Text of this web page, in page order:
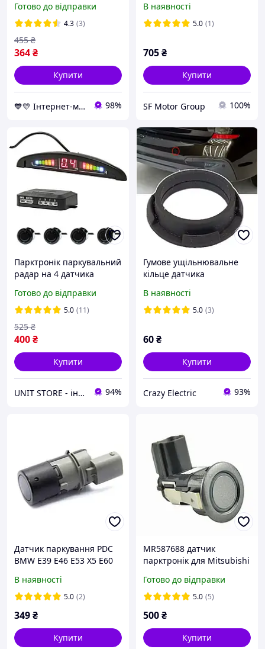
на 4 датчики,
паркувальний радар
Готово до відправки
4.3 (3)
364₴
455 ₴
Купити
💙💛 Інтернет-магазин Non-Stop 🎁% 🚚 ⤵ 98%
A0009059300, 0009059300
В наявності
5.0 (1)
705₴
Купити
SF Motor Group 100%
Парктронік паркувальний
радар на 4 датчика
PS-201 Паркувальні
системи
Готово до відправки
5.0 (11)
400₴
525 ₴
Купити
UNIT STORE - інтернет-магазин для всієї родини 94%
Гумове ущільнювальне
кільце датчика
Seat, Skoda, BMW,
Mercedes-Benz
В наявності
5.0 (3)
60₴
Купити
Crazy Electric 93%
Датчик паркування PDC
BMW E39 E46 E53 X5 E60
БМВ 66206989069
В наявності
5.0 (2)
349₴
Купити
MR587688 датчик
парктронік для Mitsubishi
/ Grandis/Sport/ASX
Готово до відправки
5.0 (5)
500₴
Купити